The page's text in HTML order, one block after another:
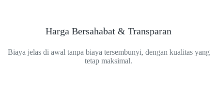
Harga Bersahabat & Transparan
Biaya jelas di awal tanpa biaya tersembunyi, dengan kualitas yang
tetap maksimal.